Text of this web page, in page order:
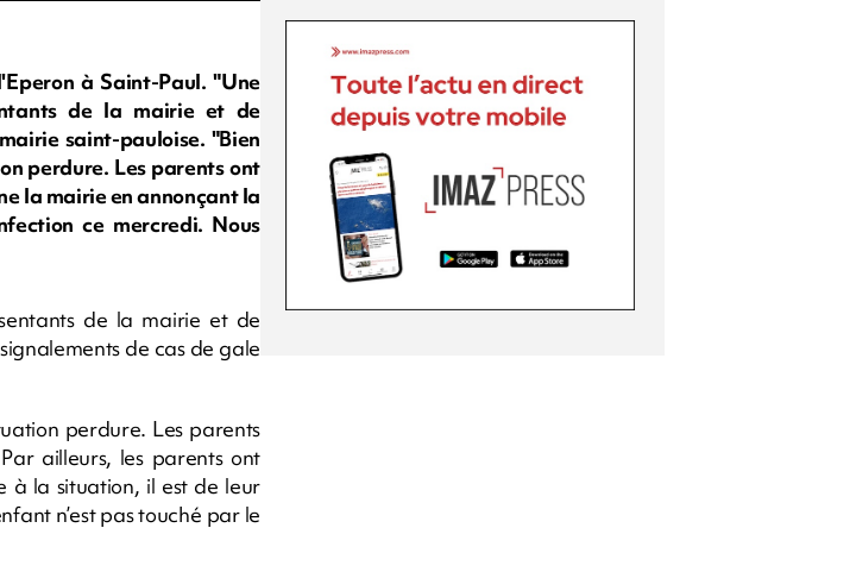
à Saint-Paul. "Une
de la mairie et de
saint-pauloise. "Bien
perdure. Les parents ont
la mairie en annonçant la
ce mercredi. Nous
de la mairie et de
de cas de gale
perdure. Les parents
ailleurs, les parents ont
la situation, il est de leur
n’est pas touché par le